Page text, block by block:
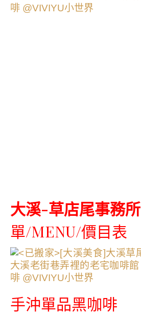
大溪-草店尾事務所
單/MENU/價目表
手沖單品黑咖啡